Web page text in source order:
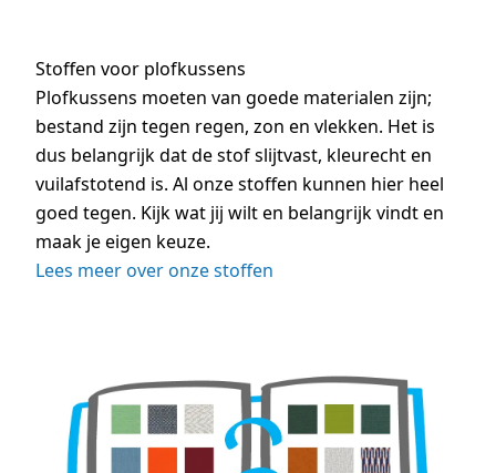
Stoffen voor plofkussens
Plofkussens moeten van goede materialen zijn;
bestand zijn tegen regen, zon en vlekken. Het is
dus belangrijk dat de stof slijtvast, kleurecht en
vuilafstotend is. Al onze stoffen kunnen hier heel
goed tegen. Kijk wat jij wilt en belangrijk vindt en
maak je eigen keuze.
Lees meer over onze stoffen